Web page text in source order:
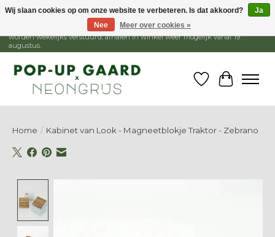
1 - 15 augustus is de winkel gesloten, webshop blijft open. Bestellingen
worden wekelijks verstuurd, afhalen in winkel weer mogelijk vanaf 19
augustus.
Verlanglijst
Home / Kabinet van Look - Magneetblokje Traktor - Zebrano
Wij slaan cookies op om onze website te verbeteren. Is dat akkoord?
Ja
Nee
Meer over cookies »